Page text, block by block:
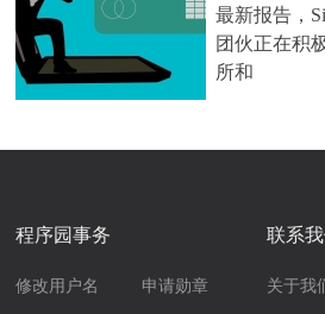
最新报告，
团伙正在积
所和
程序园事务
修改用户名 申请勋章
联系
关于我